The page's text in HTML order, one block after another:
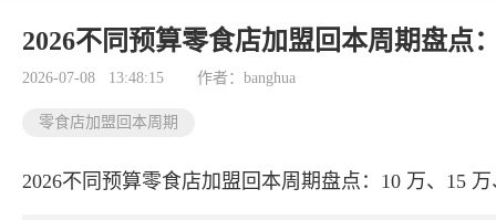
2026不同预算零食店加盟回本周期盘点
2026-07-08 13:48:15 作者：banghua
零食店加盟回本周期
2026不同预算零食店加盟回本周期盘点：10 万、15